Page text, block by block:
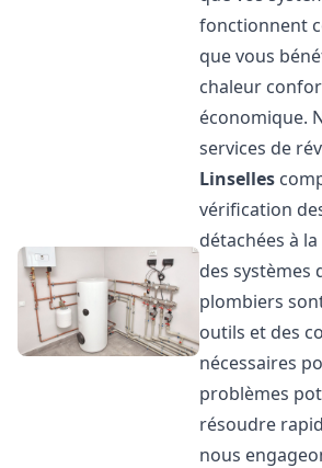
fonctionnent
que vous
chaleur
économique.
services de
Linselles
vérification
détachées à
des systèmes
plombiers
outils et des
nécessaires
problèmes
résoudre
nous